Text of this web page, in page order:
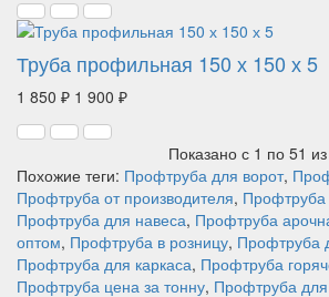
Труба профильная 150 х 150 х 5
1 850 ₽ 1 900 ₽
Показано с 1 по 51
Похожие теги: Профтруба для ворот,
Профтруба от производителя, Профтруба
Профтруба для навеса, Профтруба
оптом, Профтруба в розницу, Профтруба
Профтруба для каркаса, Профтруба
Профтруба цена за тонну, Профтруба